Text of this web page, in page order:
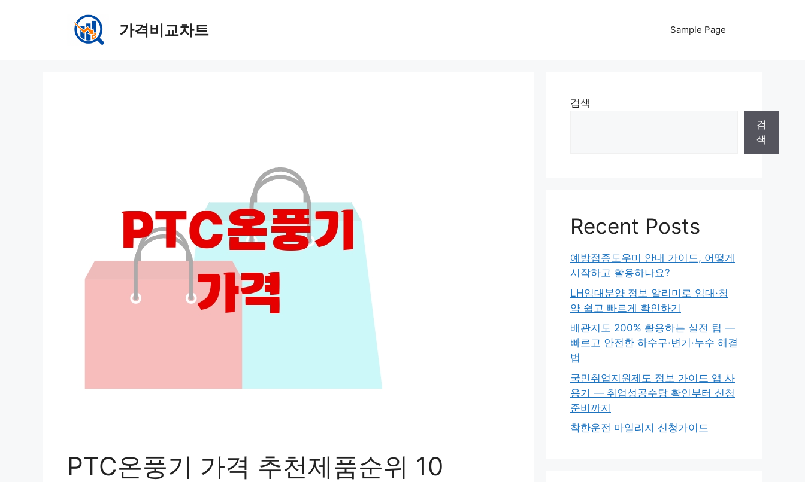
가격비교차트 Sample Page
PTC온풍기 가격 추천제품순위 10
검색
검
색
Recent Posts
예방접종도우미 안내 가이드, 어떻게
시작하고 활용하나요?
LH임대분양 정보 알리미로 임대·청
약 쉽고 빠르게 확인하기
배관지도 200% 활용하는 실전 팁 —
빠르고 안전한 하수구·변기·누수 해결
법
국민취업지원제도 정보 가이드 앱 사
용기 — 취업성공수당 확인부터 신청
준비까지
착한운전 마일리지 신청가이드